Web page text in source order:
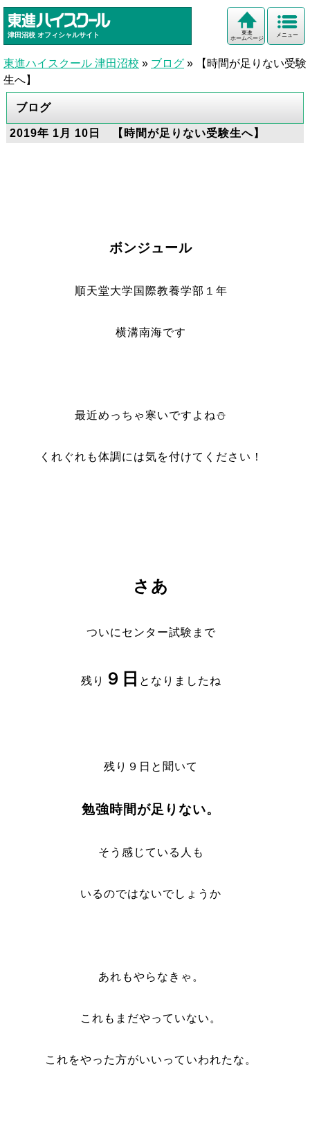
津田沼校 オフィシャルサイト メニュー
東進
ホームページ
東進ハイスクール 津田沼校 » ブログ »
【時間が足りない受験
生へ】
ブログ
2019年 1月 10日 【時間が足りない受験生へ】
ボンジュール
順天堂大学国際教養学部１年
横溝南海です
最近めっちゃ寒いですよね⛄
くれぐれも体調には気を付けてください！
さあ
ついにセンター試験まで
残り ９日 となりましたね
残り９日と聞いて
勉強時間が足りない。
そう感じている人も
いるのではないでしょうか
あれもやらなきゃ。
これもまだやっていない。
これをやった方がいいっていわれたな。